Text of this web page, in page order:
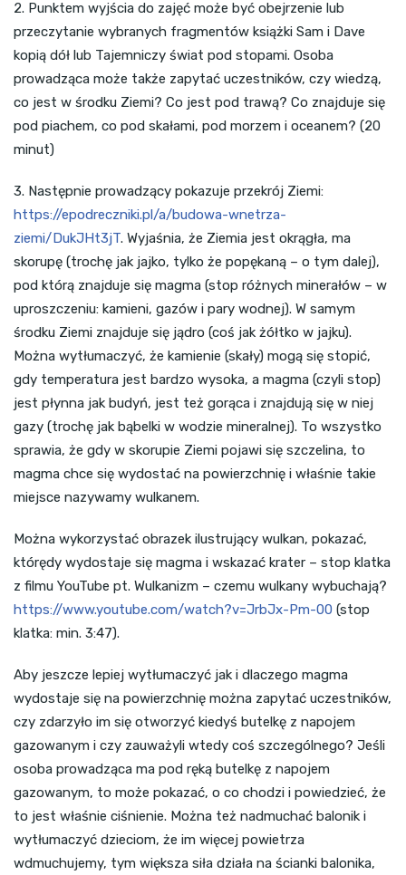
2. Punktem wyjścia do zajęć może być obejrzenie lub
przeczytanie wybranych fragmentów książki Sam i Dave
kopią dół lub Tajemniczy świat pod stopami. Osoba
prowadząca może także zapytać uczestników, czy wiedzą,
co jest w środku Ziemi? Co jest pod trawą? Co znajduje się
pod piachem, co pod skałami, pod morzem i oceanem? (20
minut)
3. Następnie prowadzący pokazuje przekrój Ziemi:
https://epodreczniki.pl/a/budowa-wnetrza-
ziemi/DukJHt3jT. Wyjaśnia, że Ziemia jest okrągła, ma
skorupę (trochę jak jajko, tylko że popękaną – o tym dalej),
pod którą znajduje się magma (stop różnych minerałów – w
uproszczeniu: kamieni, gazów i pary wodnej). W samym
środku Ziemi znajduje się jądro (coś jak żółtko w jajku).
Można wytłumaczyć, że kamienie (skały) mogą się stopić,
gdy temperatura jest bardzo wysoka, a magma (czyli stop)
jest płynna jak budyń, jest też gorąca i znajdują się w niej
gazy (trochę jak bąbelki w wodzie mineralnej). To wszystko
sprawia, że gdy w skorupie Ziemi pojawi się szczelina, to
magma chce się wydostać na powierzchnię i właśnie takie
miejsce nazywamy wulkanem.
Można wykorzystać obrazek ilustrujący wulkan, pokazać,
którędy wydostaje się magma i wskazać krater – stop klatka
z filmu YouTube pt. Wulkanizm – czemu wulkany wybuchają?
https://www.youtube.com/watch?v=JrbJx-Pm-00 (stop
klatka: min. 3:47).
Aby jeszcze lepiej wytłumaczyć jak i dlaczego magma
wydostaje się na powierzchnię można zapytać uczestników,
czy zdarzyło im się otworzyć kiedyś butelkę z napojem
gazowanym i czy zauważyli wtedy coś szczególnego? Jeśli
osoba prowadząca ma pod ręką butelkę z napojem
gazowanym, to może pokazać, o co chodzi i powiedzieć, że
to jest właśnie ciśnienie. Można też nadmuchać balonik i
wytłumaczyć dzieciom, że im więcej powietrza
wdmuchujemy, tym większa siła działa na ścianki balonika,